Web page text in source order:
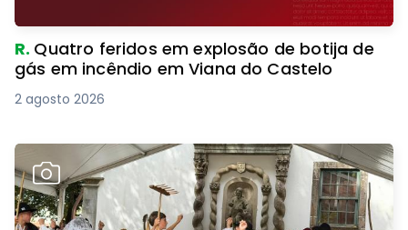
R. Quatro feridos em explosão de botija de
gás em incêndio em Viana do Castelo
2 agosto 2026